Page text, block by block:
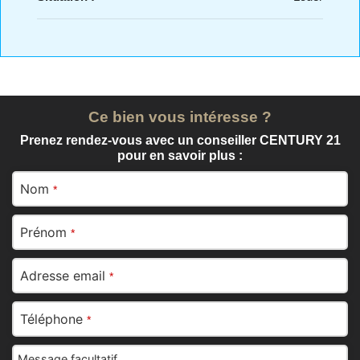
Ce bien vous intéresse ?
Prenez rendez-vous avec un conseiller CENTURY 21
pour en savoir plus :
Nom *
Prénom *
Adresse email *
Téléphone *